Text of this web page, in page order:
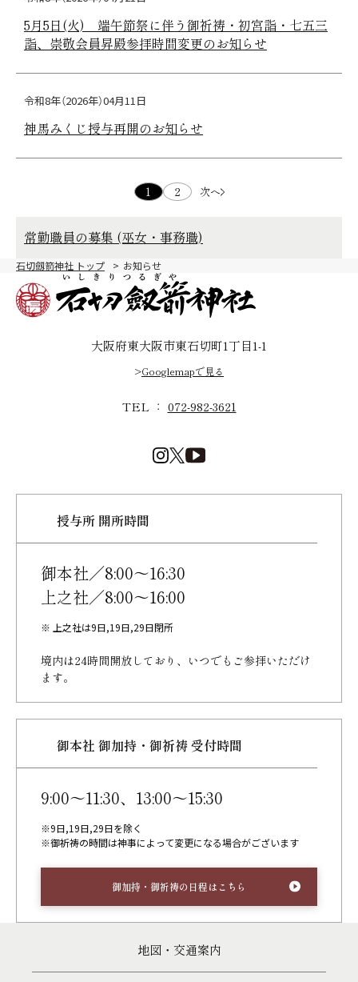
5月5日(火) 端午節祭に伴う御祈祷・初宮詣・七五三
詣、崇敬会員昇殿参拝時間変更のお知らせ
令和8年（2026年）04月11日
神馬みくじ授与再開のお知らせ
1 2 次へ
常勤職員の募集 (巫女・事務職)
石切劔箭神社 トップ お知らせ
大阪府東大阪市東石切町1丁目1-1
>Googlemapで見る
TEL ： 072-982-3621
授与所 開所時間
御本社／8:00～16:30
上之社／8:00～16:00
※ 上之社は9日,19日,29日閉所
境内は24時間開放しており、 いつでもご参拝いただけ
ます。
御本社 御加持・御祈祷 受付時間
9:00～11:30、13:00～15:30
※9日,19日,29日を除く
※御祈祷の時間は神事によって変更になる場合がございます
御加持・御祈祷の日程はこちら
地図・交通案内